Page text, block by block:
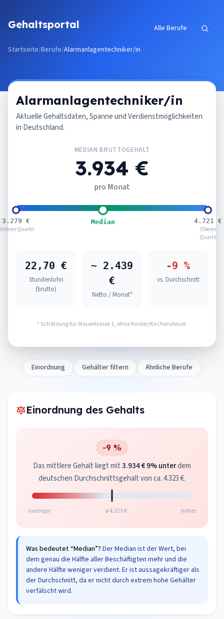
Gehaltsportal Alle Berufe
Startseite/Berufe/Alarmanlagentechniker/in
Alarmanlagentechniker/in
Aktuelle Gehaltsdaten, Spanne und Verdienstmöglichkeiten
in Deutschland.
MEDIAN BRUTTOGEHALT
3.934 €
pro Monat
3.279 €
Quartil
Median
4.721 €
Oberes
Quartil
22,70 €
Stundenlohn
(brutto)
~ 2.439
€
Netto / Monat*
-9 %
vs. Durchschnitt
* Schätzung für Steuerklasse 1, ohne Kinder/Kirchensteuer.
Einordnung Gehälter filtern Ähnliche Berufe
Einordnung des Gehalts
-9 %
Das mittlere Gehalt liegt mit3.934 €9% unterdem
deutschen Durchschnittsgehalt von ca. 4.323 €.
niedriger ø 4.323 € höher
Was bedeutet “Median”? Der Median ist der Wert, bei
dem genau die Hälfte aller Beschäftigten mehr und die
andere Hälfte weniger verdient. Er ist aussagekräftiger als
der Durchschnitt, da er nicht durch extrem hohe Gehälter
verfälscht wird.